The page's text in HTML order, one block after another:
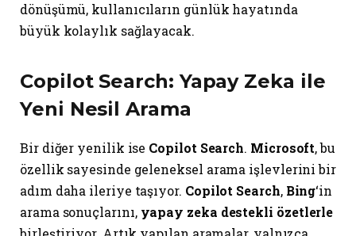
dönüşümü, kullanıcıların günlük hayatında
büyük kolaylık sağlayacak.
Copilot Search: Yapay Zeka ile
Yeni Nesil Arama
Bir diğer yenilik ise Copilot Search. Microsoft, bu
özellik sayesinde geleneksel arama işlevlerini bir
adım daha ileriye taşıyor. Copilot Search, Bing‘in
arama sonuçlarını, yapay zeka destekli özetlerle